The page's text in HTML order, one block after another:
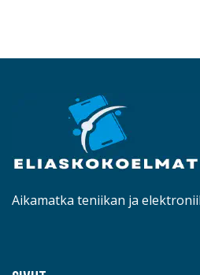
Aikamatka teniikan ja